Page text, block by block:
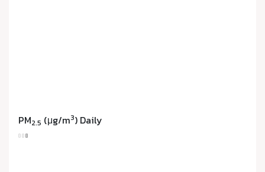
PM2.5 (μg/m3) Daily